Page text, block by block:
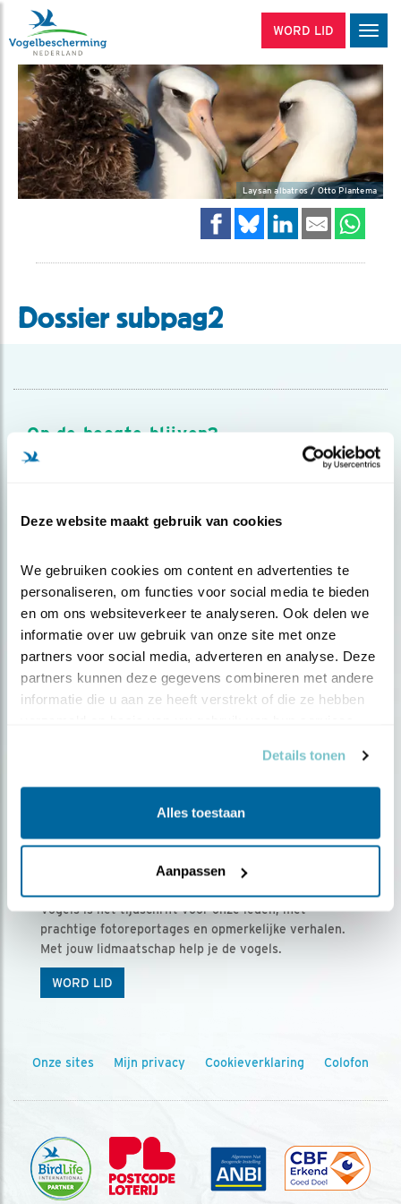
Deze website maakt gebruik van cookies
We gebruiken cookies om content en advertenties te
personaliseren, om functies voor social media te bieden
en om ons websiteverkeer te analyseren. Ook delen we
informatie over uw gebruik van onze site met onze
partners voor social media, adverteren en analyse. Deze
partners kunnen deze gegevens combineren met andere
informatie die u aan ze heeft verstrekt of die ze hebben
Details tonen
Alles toestaan
Aanpassen
WORD LID
Laysan albatros / Otto Plantema
Dossier subpag2
Op de hoogte blijven?
Meld je aan en ontvang nieuws, inspiratie, acties en tips
AANMELDEN VOGELNIEUWS
Volg ons via social media
Ontvang 5 x Vogels voor € 36,00 per jaar
Vogels is het tijdschrift voor onze leden, met
prachtige fotoreportages en opmerkelijke verhalen.
Met jouw lidmaatschap help je de vogels.
WORD LID
Onze sites Mijn privacy Cookieverklaring Colofon